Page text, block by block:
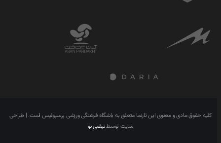
کلیه حقوق مادی و معنوی این تارنما متعلق به باشگاه فرهنگی ورزشی پرسپولیس است. | طراحی
سایت توسطنبضی نو